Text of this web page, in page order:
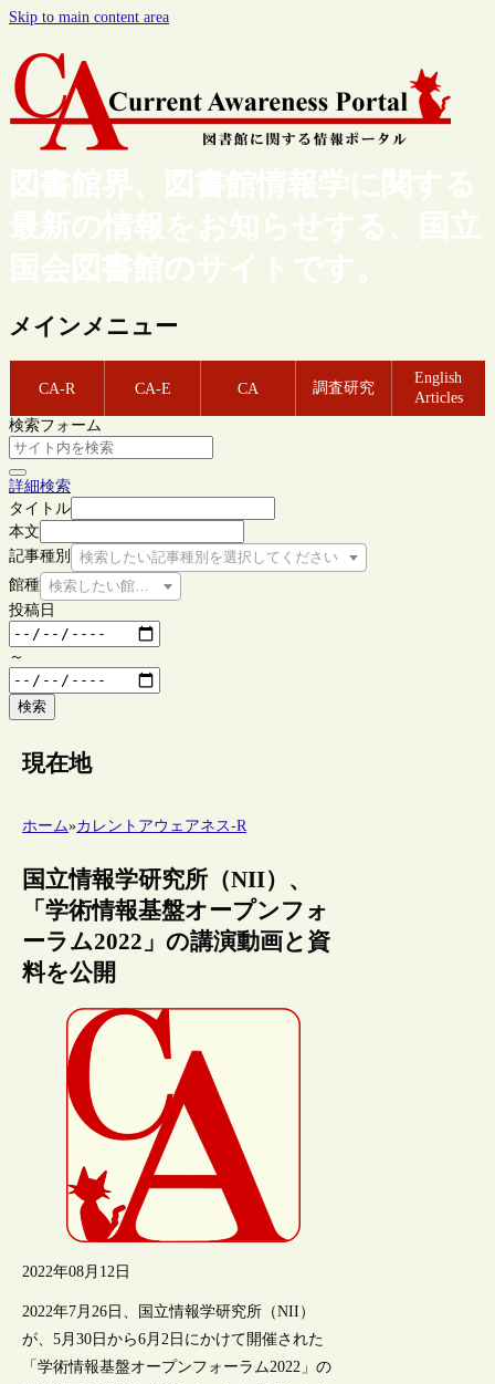
Skip to main content area
図書館界、図書館情報学に関する
最新の情報をお知らせする、国立
国会図書館のサイトです。
メインメニュー
CA-R CA-E CA 調査研究
English
Articles
検索フォーム
詳細検索
タイトル
本文
記事種別
検索したい記事種別を選択してください
館種 検索したい館種を選択してください
投稿日
～
検索
現在地
ホーム»カレントアウェアネス-R
国立情報学研究所（NII）、
「学術情報基盤オープンフォ
ーラム2022」の講演動画と資
料を公開
2022年08月12日
2022年7月26日、国立情報学研究所（NII）
が、5月30日から6月2日にかけて開催された
「学術情報基盤オープンフォーラム2022」の